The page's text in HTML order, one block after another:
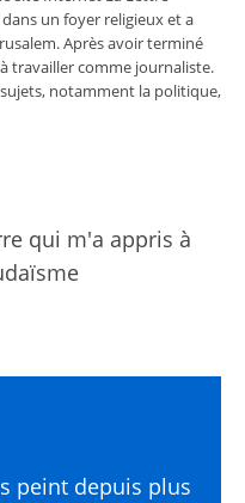
un foyer religieux et a
Après avoir terminé
travailler comme journaliste.
notamment la politique,
qui m'a appris à
peint depuis plus